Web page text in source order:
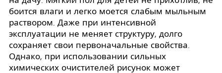
боится влаги и легко моется слабым мыльным
раствором. Даже при интенсивной
эксплуатации не меняет структуру, долго
сохраняет свои первоначальные свойства.
Однако, при использовании сильных
химических очистителей рисунок может